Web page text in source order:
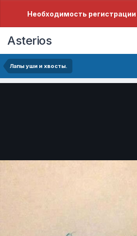
Необходимость
Asterios
Лапы уши и хвосты.